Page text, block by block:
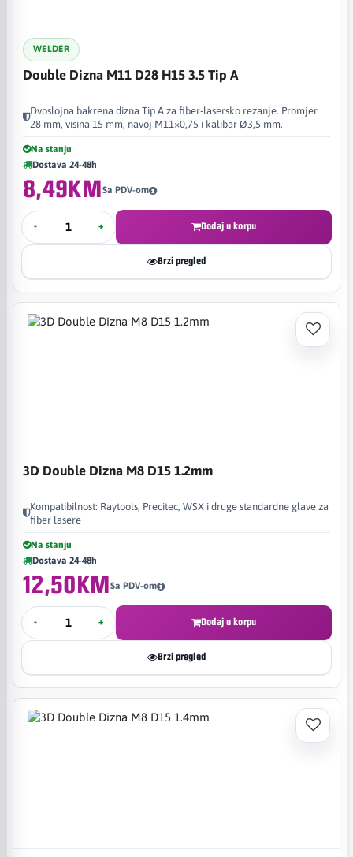
WELDER
Double Dizna M11 D28 H15 3.5 Tip A
Dvoslojna bakrena dizna Tip A za fiber-lasersko rezanje. Promjer
28 mm, visina 15 mm, navoj M11×0,75 i kalibar Ø3,5 mm.
Na stanju
Dostava 24-48h
8,49KMSa PDV-om
- + Dodaj u korpu
Brzi pregled
3D Double Dizna M8 D15 1.2mm
Kompatibilnost: Raytools, Precitec, WSX i druge standardne glave za
fiber lasere
Na stanju
Dostava 24-48h
12,50KMSa PDV-om
- + Dodaj u korpu
Brzi pregled